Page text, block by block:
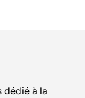
dédié à la